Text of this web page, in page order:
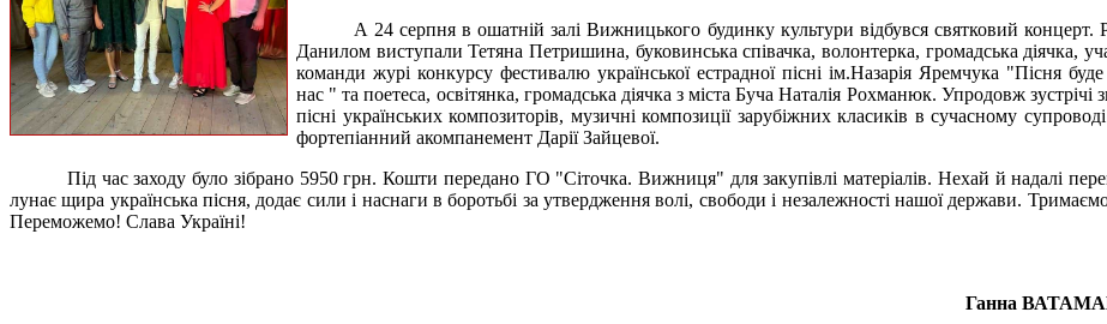
А 24 серпня в ошатній залі Вижницького будинку культури відбувся святковий концерт.
Данилом виступали Тетяна Петришина, буковинська співачка, волонтерка, громадська діячка,
команди журі конкурсу фестивалю української естрадної пісні ім.Назарія Яремчука "Пісня
нас " та поетеса, освітянка, громадська діячка з міста Буча Наталія Рохманюк. Упродовж зустрічі
пісні українських композиторів, музичні композиції зарубіжних класиків в сучасному
фортепіанний акомпанемент Дарії Зайцевої.
Під час заходу було зібрано 5950 грн. Кошти передано ГО "Сіточка. Вижниця" для закупівлі матеріалів. Нехай й надалі
лунає щира українська пісня, додає сили і наснаги в боротьбі за утвердження волі, свободи і незалежності нашої держави.
Переможемо! Слава Україні!
Ганна